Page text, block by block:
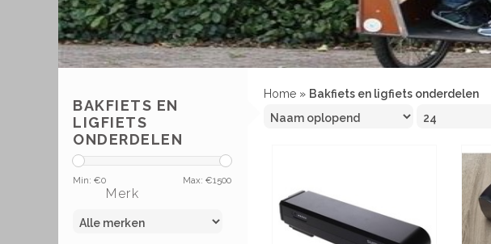
BAKFIETS EN
LIGFIETS
ONDERDELEN
Min: €0 Max: €1500
Merk
Home » Bakfiets en ligfiets onderdelen